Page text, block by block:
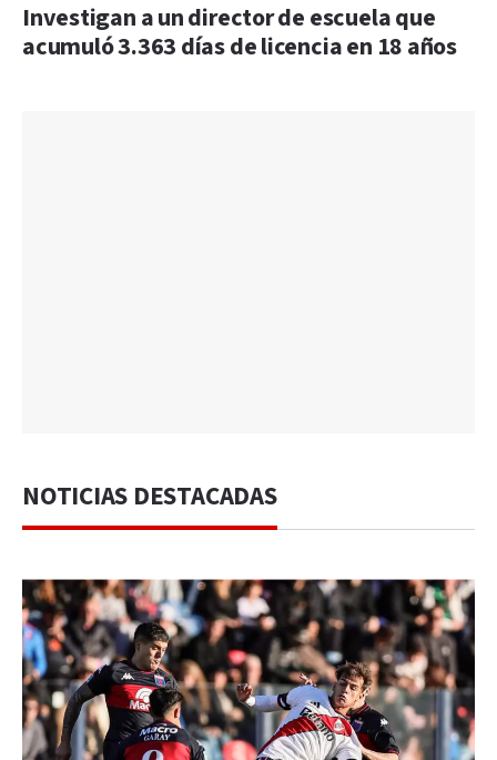
Investigan a un director de escuela que
acumuló 3.363 días de licencia en 18 años
NOTICIAS DESTACADAS